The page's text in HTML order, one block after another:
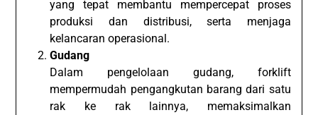
yang tepat membantu mempercepat proses
produksi dan distribusi, serta menjaga
kelancaran operasional.
Gudang
Dalam pengelolaan gudang, forklift
mempermudah pengangkutan barang dari satu
rak ke rak lainnya, memaksimalkan